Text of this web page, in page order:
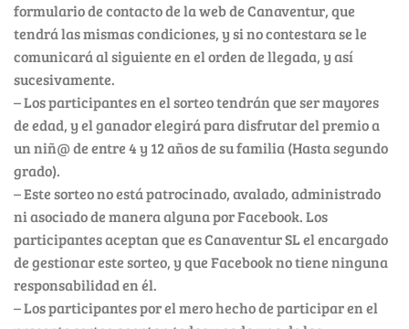
formulario de contacto de la web de Canaventur, que
tendrá las mismas condiciones, y si no contestara se le
comunicará al siguiente en el orden de llegada, y así
sucesivamente.
– Los participantes en el sorteo tendrán que ser mayores
de edad, y el ganador elegirá para disfrutar del premio a
un niñ@ de entre 4 y 12 años de su familia (Hasta segundo
grado).
– Este sorteo no está patrocinado, avalado, administrado
ni asociado de manera alguna por Facebook. Los
participantes aceptan que es Canaventur SL el encargado
de gestionar este sorteo, y que Facebook no tiene ninguna
responsabilidad en él.
– Los participantes por el mero hecho de participar en el